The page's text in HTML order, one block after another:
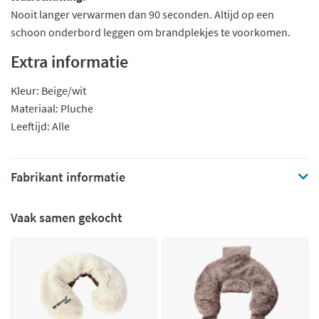
Nooit langer verwarmen dan 90 seconden. Altijd op een
schoon onderbord leggen om brandplekjes te voorkomen.
Extra informatie
Kleur: Beige/wit
Materiaal: Pluche
Leeftijd: Alle
Fabrikant informatie
Vaak samen gekocht